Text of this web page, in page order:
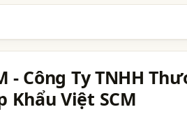
- Công Ty TNHH
Khẩu Việt SCM